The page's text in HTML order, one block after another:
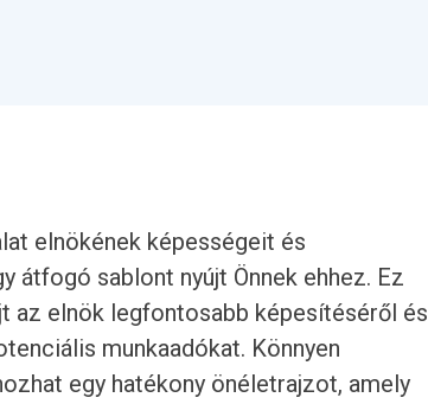
elnökének képességeit és
átfogó sablont nyújt Önnek ehhez. Ez
az elnök legfontosabb képesítéséről és
munkaadókat. Könnyen
egy hatékony önéletrajzot, amely